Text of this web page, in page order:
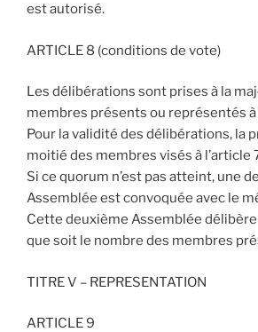
est autorisé.
ARTICLE 8 (conditions de vote)
Les délibérations sont prises à la
membres présents ou représentés à
Pour la validité des délibérations, la
moitié des membres visés à l’article
Si ce quorum n’est pas atteint, une
Assemblée est convoquée avec le
Cette deuxième Assemblée
que soit le nombre des membres
TITRE V – REPRESENTATION
ARTICLE 9